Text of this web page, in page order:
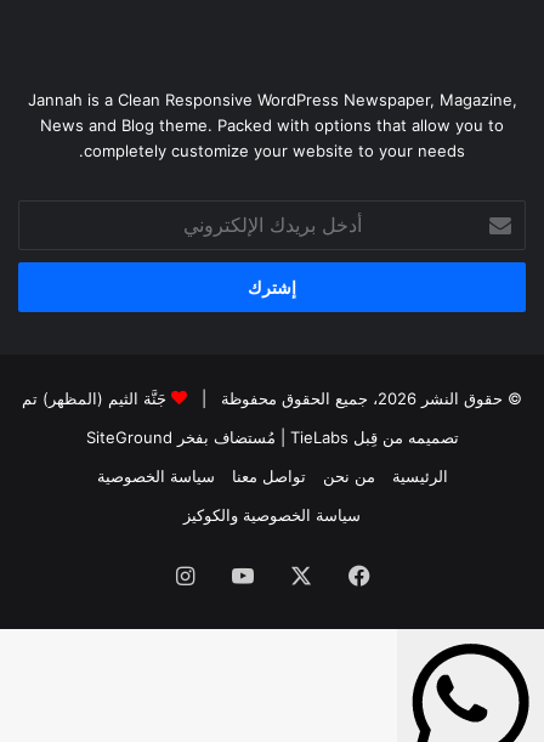
Jannah is a Clean Responsive WordPress Newspaper, Magazine,
News and Blog theme. Packed with options that allow you to
completely customize your website to your needs.
بريدك
© حقوق النشر 2026، جميع الحقوق محفوظة |
جَنَّة الثيم (المظهر) تم
تصميمه من قِبل TieLabs
| مُستضاف بفخر SiteGround
الرئيسية
من نحن تواصل معنا
سياسة الخصوصية
سياسة الخصوصية والكوكيز
فيسبوك ‫YouTubeانستقرام